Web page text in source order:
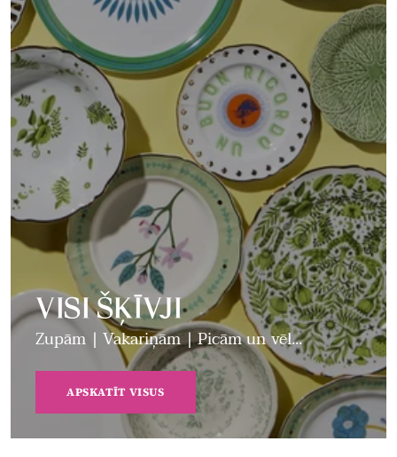
VISI ŠĶĪVJI
Zupām | Vakariņām | Picām un vēl...
APSKATĪT VISUS